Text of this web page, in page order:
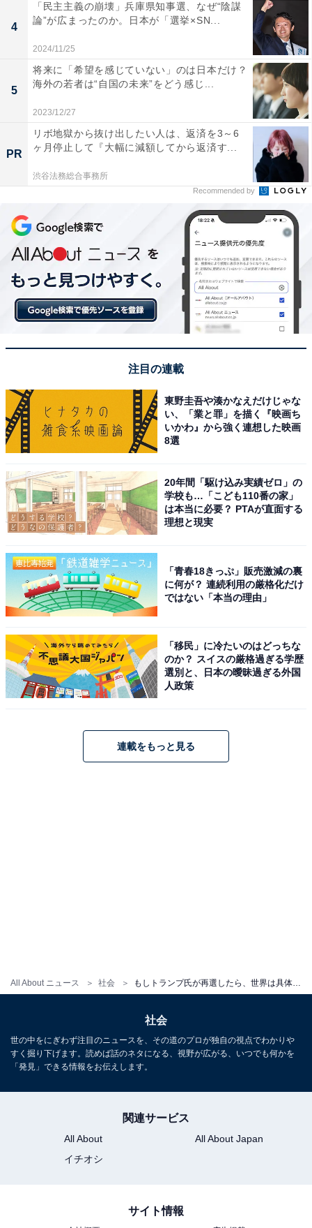
All About ニュース 社会 もしトランプ氏が再選したら、世界は具体的にどう変わるのか。「確トラ」で予想される日本への影響
ていると現時点では「確トラ」が優勢という結果になっ
ている。
次ページ
「確トラ」になった場合に、世界
前の記事
「低所得者なのにディズニーに
行こうとするなんて…」いつか
ら夢の国は「格差社会の象徴」
になったのか
次の記事
第50回
日本で「パリ五輪」がいまいち
盛り上がらなかったワケ。フラ
ンスを含む、他国の注目度はど
うだった？
1 2 3 4
4
「民主主義の崩壊」兵庫県知事選、なぜ“陰謀
論”が広まったのか。日本が「選挙×SN...
2024/11/25
5
将来に「希望を感じていない」のは日本だけ？
海外の若者は“自国の未来”をどう感じ...
2023/12/27
PR
リボ地獄から抜け出したい人は、返済を3～6
ヶ月停止して『大幅に減額してから返済す...
渋谷法務総合事務所
Recommended by
注目の連載
東野圭吾や湊かなえだけじゃな
い、「業と罪」を描く『映画ち
いかわ』から強く連想した映画
8選
20年間「駆け込み実績ゼロ」の
学校も…「こども110番の家」
は本当に必要？ PTAが直面する
理想と現実
「青春18きっぷ」販売激減の裏
に何が？ 連続利用の厳格化だけ
ではない「本当の理由」
「移民」に冷たいのはどっちな
のか？ スイスの厳格過ぎる学歴
選別と、日本の曖昧過ぎる外国
人政策
連載をもっと見る
社会
世の中をにぎわず注目のニュースを、その道のプロが独自の視点でわかりや
すく掘り下げます。読めば話のネタになる、視野が広がる、いつでも何かを
「発見」できる情報をお伝えします。
関連サービス
All About
All About Japan
イチオシ
サイト情報